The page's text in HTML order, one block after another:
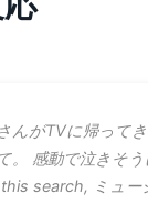
んがTVに帰って
。 感動で泣きそ
search, ミュー